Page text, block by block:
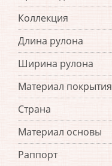
Коллекция
Длина рулона
Ширина рулона
Материал покрытия
Страна
Материал основы
Раппорт